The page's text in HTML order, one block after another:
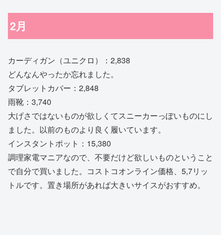
2月
カーディガン（ユニクロ）：2,838
どんなんやったか忘れました。
タブレットカバー：2,848
雨靴：3,740
大げさではないものが欲しくてスニーカーっぽいものにし
ました。以前のものより良く履いています。
インスタントポット：15,380
調理家電マニアなので、不要だけど欲しいものということ
で自分で買いました。コストコオンライン価格、5,7リッ
トルです。置き場所があれば大きいサイスがおすすめ。